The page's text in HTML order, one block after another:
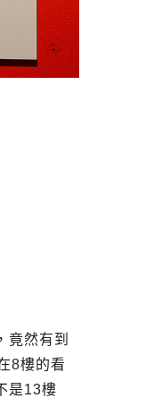
竟然有到
8樓的看
是13樓